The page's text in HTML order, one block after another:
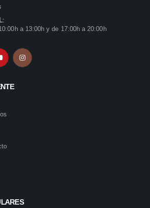
a 13:00h y de 17:00h a 20:00h